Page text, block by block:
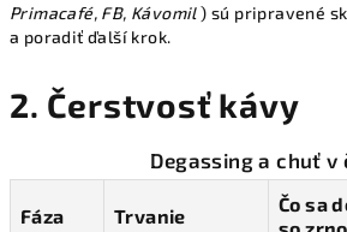
Primacafé, FB, Kávomil) sú pripravené
a poradiť ďalší krok.
2. Čerstvosť kávy
Degassing a chuť v
Fáza Trvanie
Čo sa